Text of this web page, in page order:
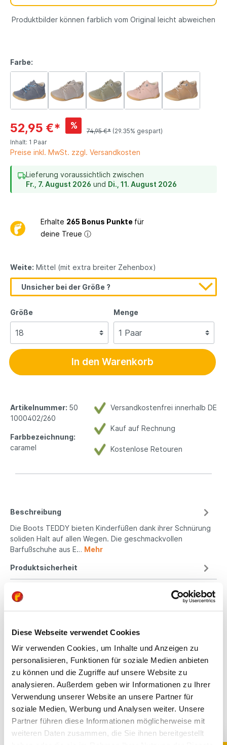
Diese Webseite verwendet Cookies
Wir verwenden Cookies, um Inhalte und Anzeigen zu
personalisieren, Funktionen für soziale Medien anbieten
zu können und die Zugriffe auf unsere Website zu
analysieren. Außerdem geben wir Informationen zu Ihrer
Verwendung unserer Website an unsere Partner für
soziale Medien, Werbung und Analysen weiter. Unsere
Partner führen diese Informationen möglicherweise mit
weiteren Daten zusammen, die Sie ihnen bereitgestellt
Produktbilder können farblich vom Original leicht abweichen
Farbe:
52,95 €* %
74,95 €* (29.35% gespart)
Inhalt: 1 Paar
Preise inkl. MwSt. zzgl. Versandkosten
Lieferung voraussichtlich zwischen
Fr., 7. August 2026 und Di., 11. August 2026
Erhalte 265 Bonus Punkte für
deine Treue ⓘ
Weite: Mittel (mit extra breiter Zehenbox)
Unsicher bei der Größe ?
Größe Menge
In den Warenkorb
Versandkostenfrei innerhalb DE
Kauf auf Rechnung
Kostenlose Retouren
Artikelnummer: 50
1000402/260
Farbbezeichnung:
caramel
Beschreibung
Die Boots TEDDY bieten Kinderfüßen dank ihrer Schnürung
soliden Halt auf allen Wegen. Die geschmackvollen
Barfußschuhe aus E… Mehr
Produktsicherheit
Passform
All unsere Schuhe sind
auf die Bedürfnisse
ausgerichtet. Sie
bieten optimalen Halt,
fördern die natürliche
Fußentwicklung und
sind aus